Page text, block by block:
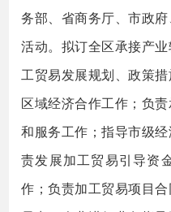
务部、省商务厅、市政
活动。拟订全区承接产
工贸易发展规划、政策
区域经济合作工作；负
和服务工作；指导市级
责发展加工贸易引导资
作；负责加工贸易项目